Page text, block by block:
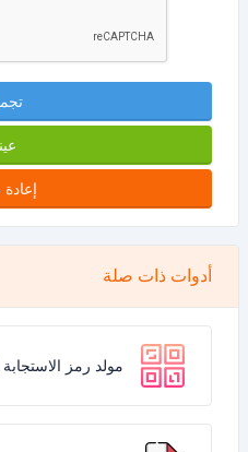
أدوات ذات صلة
مولد رمز